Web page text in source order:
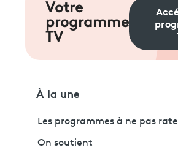
Votre
programme
TV
À la une
Les programmes à ne pas
On soutient